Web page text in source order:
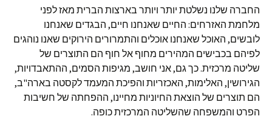
החברה שלנו נשלטת יותר ויותר בארצות הברית מאז לפני
מלחמת האזרחים: החיים שאנחנו חיים, הבגדים שאנחנו
לובשים, האוכל שאנחנו אוכלים והתמרורים הירוקים שאנו נוהגים
לפיהם בכבישים המהירים מחוף אל חוף הם התוצרים של
שליטה מרכזית. כך גם, אני חושב, מגיפות הסמים, ההתאבדויות,
הגירושין, האלימות, האכזריות והפיכת המעמד לקסטה בארה"ב,
הם תוצרים של הוצאת החיוניות מחיינו, ההפחתה של חשיבות
הפרט והמשפחה שהשליטה המרכזית כופה.